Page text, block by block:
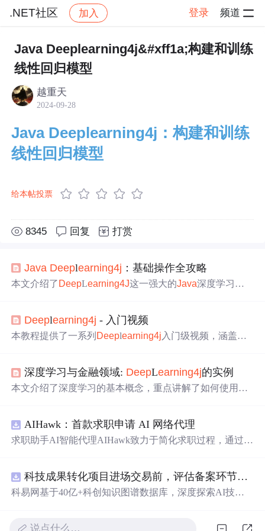
.NET社区 加入 登录 频道
社区 .NET社区 .NET Conf China 帖子详情
Java Deeplearning4j&#xff1a;构建和训练
线性回归模型
越重天
2024-09-28
Java Deeplearning4j：构建和训练
线性回归模型
给本帖投票
8345 回复 打赏
Java Deeplearning4j ：基础操作全攻略
本文介绍了 DeepLearning4J这一强大的Java深度学习
模型并进行训练和测试，为 Java环境下的深度学习提供了
基础操作指南。
Deeplearning4j - 入门视频
本教程提供了一系列 Deeplearning4j 入门级视频，涵盖从
深度学习与金融领域: DeepLearning4j的实例
本文介绍了深度学习的基本概念，重点讲解了如何使用 De
简单线性回归实例。
AIHawk：首款求职申请 AI 网络代理
求职助手AI智能代理AIHawk致力于简化求职过程，通过自
科技成果转化项目进场交易前，评估备案环节需要准备哪些材料？.docx
科易网基于40亿+科创知识图谱数据库，深度探索AI技术
说点什么…